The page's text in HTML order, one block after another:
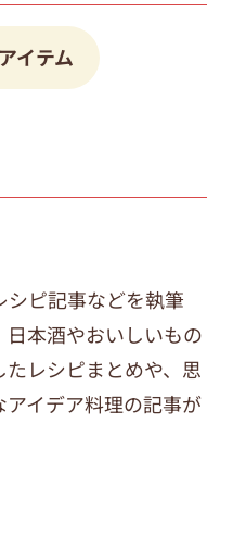
イテム
シピ記事などを執筆
本酒やおいしいもの
レシピまとめや、思
イデア料理の記事が